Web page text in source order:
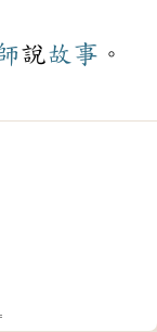
說故事 。